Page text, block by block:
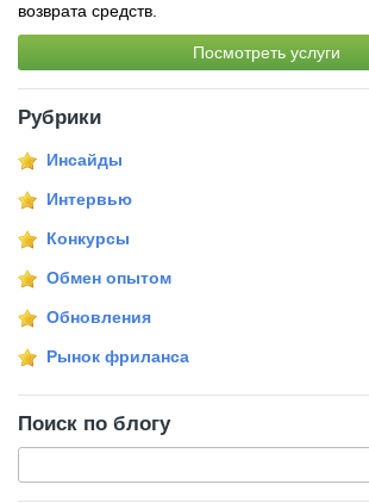
возврата средств.
Посмотреть услуги
Рубрики
Инсайды
Интервью
Конкурсы
Обмен опытом
Обновления
Рынок фриланса
Поиск по блогу